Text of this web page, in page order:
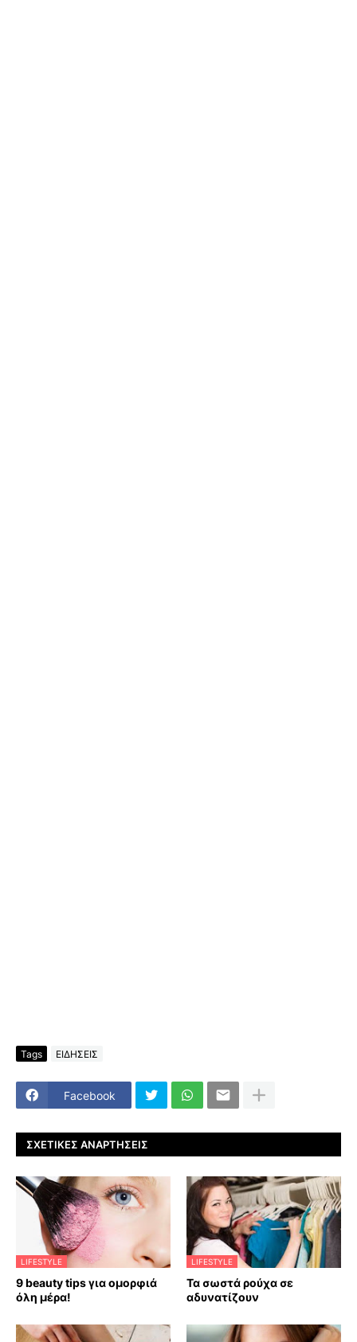
Tags ΕΙΔΗΣΕΙΣ
Facebook
ΣΧΕΤΙΚΈΣ ΑΝΑΡΤΉΣΕΙΣ
LIFESTYLE
9 beauty tips για ομορφιά
όλη μέρα!
LIFESTYLE
Τα σωστά ρούχα σε
αδυνατίζουν